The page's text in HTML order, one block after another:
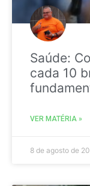
Saúde:
cada 10
VER MATÉRIA »
8 de agosto de